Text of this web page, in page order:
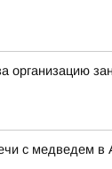
организацию
с медведем в